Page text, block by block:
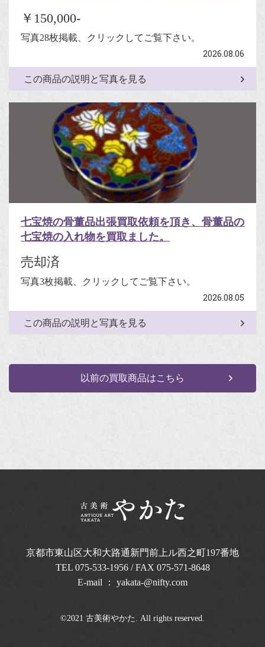
￥150,000-
写真28枚掲載、クリックしてご覧下さい。
2026.08.06
この商品の説明と写真を見る
七宝焼の骨董品出張買取依頼を頂き、骨董品の
七宝焼の入れ物を買取ました。
売却済
写真3枚掲載、クリックしてご覧下さい。
2026.08.05
この商品の説明と写真を見る
以前の買取商品はこちら
京都市東山区大和大路通新門前上ル西之町197番地
TEL 075-533-1956/ FAX 075-571-8648
E-mail ： yakata-@nifty.com
©2021 古美術やかた. All rights reserved.